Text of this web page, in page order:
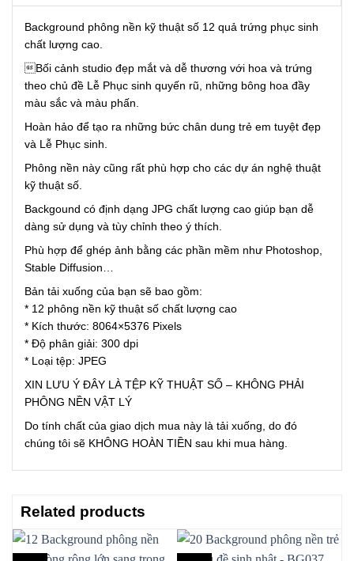
Background phông nền kỹ thuật số 12 quả trứng phục sinh
chất lượng cao.
Bối cảnh studio đẹp mắt và dễ thương với hoa và trứng
theo chủ đề Lễ Phục sinh quyến rũ, những bông hoa đầy
màu sắc và màu phấn.
Hoàn hảo để tạo ra những bức chân dung trẻ em tuyệt đẹp
và Lễ Phục sinh.
Phông nền này cũng rất phù hợp cho các dự án nghệ thuật
kỹ thuật số.
Backgound có định dạng JPG chất lượng cao giúp bạn dễ
dàng sử dụng và tùy chỉnh theo ý thích.
Phù hợp để ghép ảnh bằng các phần mềm như Photoshop,
Stable Diffusion…
Bản tải xuống của bạn sẽ bao gồm:
* 12 phông nền kỹ thuật số chất lượng cao
* Kích thước: 8064×5376 Pixels
* Độ phân giải: 300 dpi
* Loại tệp: JPEG
XIN LƯU Ý ĐÂY LÀ TỆP KỸ THUẬT SỐ – KHÔNG PHẢI
PHÔNG NỀN VẬT LÝ
Do tính chất của giao dịch mua này là tải xuống, do đó
chúng tôi sẽ KHÔNG HOÀN TIỀN sau khi mua hàng.
Related products